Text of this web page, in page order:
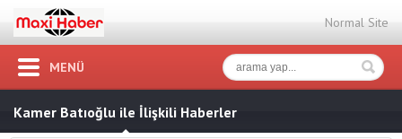
Normal Site
MENÜ
Kamer Batıoğlu ile İlişkili Haberler